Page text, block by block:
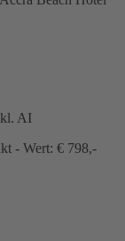
AI
- Wert: € 798,-